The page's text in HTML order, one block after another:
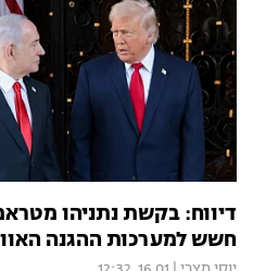
דיווח: בקשת נתניהו
חשש למערכות ההגנה